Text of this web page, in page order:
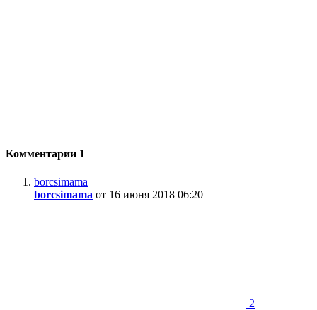
Комментарии 1
borcsimama
borcsimama от 16 июня 2018 06:20
2